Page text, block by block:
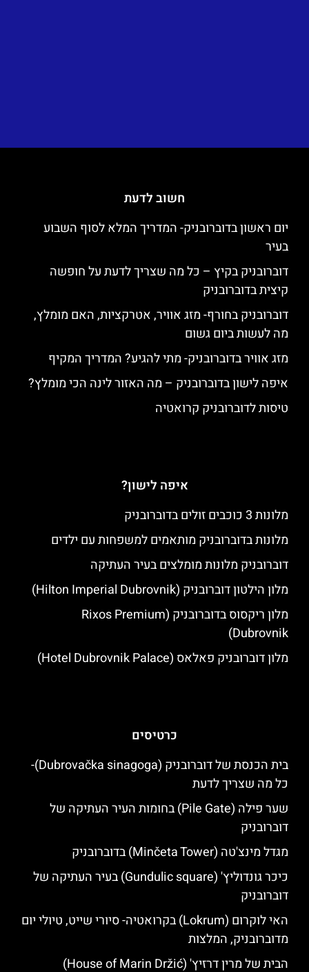
חשוב לדעת
יום ראשון בדוברובניק- המדריך המלא לסוף השבוע
בעיר
דוברובניק בקיץ – כל מה שצריך לדעת על חופשה
קיצית בדוברובניק
דוברובניק בחורף- מזג אוויר, אטרקציות, האם מומלץ,
מה לעשות ביום גשום
מזג אוויר בדוברובניק- מתי להגיע? המדריך המקיף
איפה לישון בדוברובניק – מה האזור לינה הכי מומלץ?
טיסות לדוברובניק קרואטיה
איפה לישון?
מלונות 3 כוכבים זולים בדוברובניק
מלונות בדוברובניק מותאמים למשפחות עם ילדים
דוברובניק מלונות מומלצים בעיר העתיקה
מלון הילטון דוברובניק (Hilton Imperial Dubrovnik)
מלון ריקסוס בדוברובניק (Rixos Premium
Dubrovnik)
מלון דוברובניק פאלאס (Hotel Dubrovnik Palace)
כרטיסים
בית הכנסת של דוברובניק (Dubrovačka sinagoga)-
כל מה שצריך לדעת
שער פילה (Pile Gate) בחומות העיר העתיקה של
דוברובניק
מגדל מינצ'טה (Minčeta Tower) בדוברובניק
כיכר גונדוליץ' (Gundulic square) בעיר העתיקה של
דוברובניק
האי לוקרום (Lokrum) בקרואטיה- סיורי שייט, טיולי יום
מדוברובניק, המלצות
הבית של מרין דרזיץ' (House of Marin Držić)